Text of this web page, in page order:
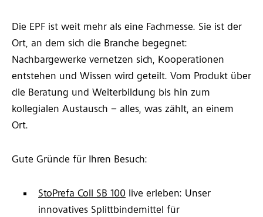
Die EPF ist weit mehr als eine Fachmesse. Sie ist der
Ort, an dem sich die Branche begegnet:
Nachbargewerke vernetzen sich, Kooperationen
entstehen und Wissen wird geteilt. Vom Produkt über
die Beratung und Weiterbildung bis hin zum
kollegialen Austausch – alles, was zählt, an einem
Ort.
Gute Gründe für Ihren Besuch:
StoPrefa Coll SB 100 live erleben: Unser
innovatives Splittbindemittel für